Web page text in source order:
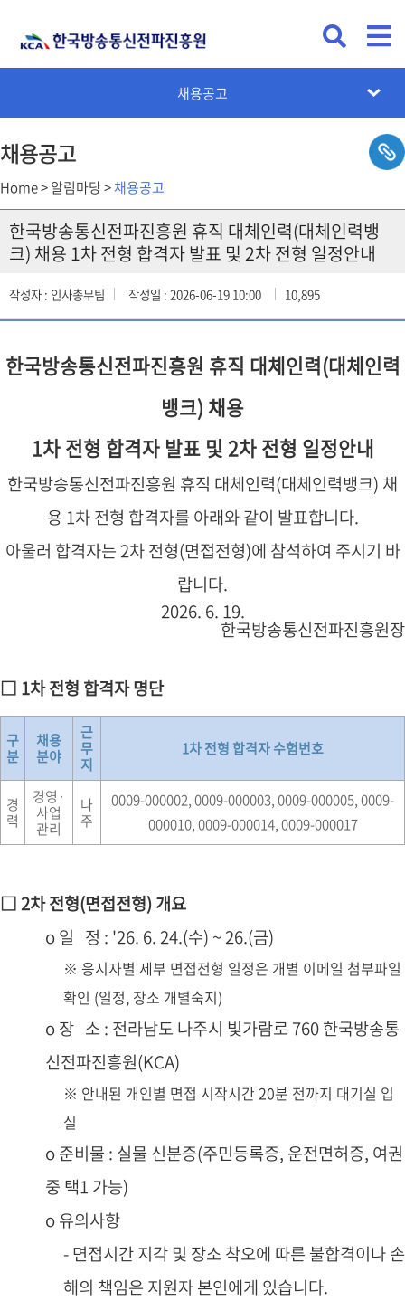
공지사항
채용공고
입찰공고
KCA뉴스
카드뉴스
설문조사
채용공고
Home > 알림마당 >채용공고
한국방송통신전파진흥원 휴직 대체인력(대체인력뱅
크) 채용 1차 전형 합격자 발표 및 2차 전형 일정안내
작성자 : 인사총무팀 작성일 : 2026-06-19 10:00 10,895
한국방송통신전파진흥원 휴직 대체인력(대체인력
뱅크) 채용
1차 전형 합격자 발표 및 2차 전형 일정안내
한국방송통신전파진흥원 휴직 대체인력(대체인력뱅크) 채
용 1차 전형 합격자를 아래와 같이 발표합니다.
아울러 합격자는 2차 전형(면접전형)에 참석하여 주시기 바
랍니다.
2026. 6. 19.
한국방송통신전파진흥원장
□ 1차 전형 합격자 명단
구
분
채용
분야
근
무
지
1차 전형 합격자 수험번호
경
력
경영·
사업
관리
나
주
0009-000002, 0009-000003, 0009-000005, 0009-
000010, 0009-000014, 0009-000017
□ 2차 전형(면접전형) 개요
o 일 정 : '26. 6. 24.(수) ~ 26.(금)
※ 응시자별 세부 면접전형 일정은 개별 이메일 첨부파일
확인 (일정, 장소 개별숙지)
o 장 소 : 전라남도 나주시 빛가람로 760 한국방송통
신전파진흥원(KCA)
※ 안내된 개인별 면접 시작시간 20분 전까지 대기실 입
실
o 준비물 : 실물 신분증(주민등록증, 운전면허증, 여권
중 택1 가능)
o 유의사항
- 면접시간 지각 및 장소 착오에 따른 불합격이나 손
해의 책임은 지원자 본인에게 있습니다.